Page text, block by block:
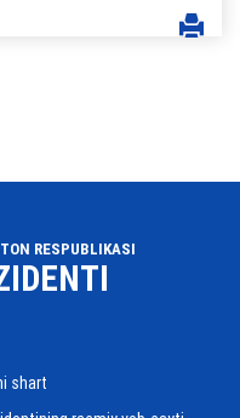
RESPUBLIKASI
shart